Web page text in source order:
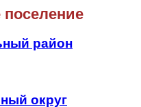
поселение
район
округ